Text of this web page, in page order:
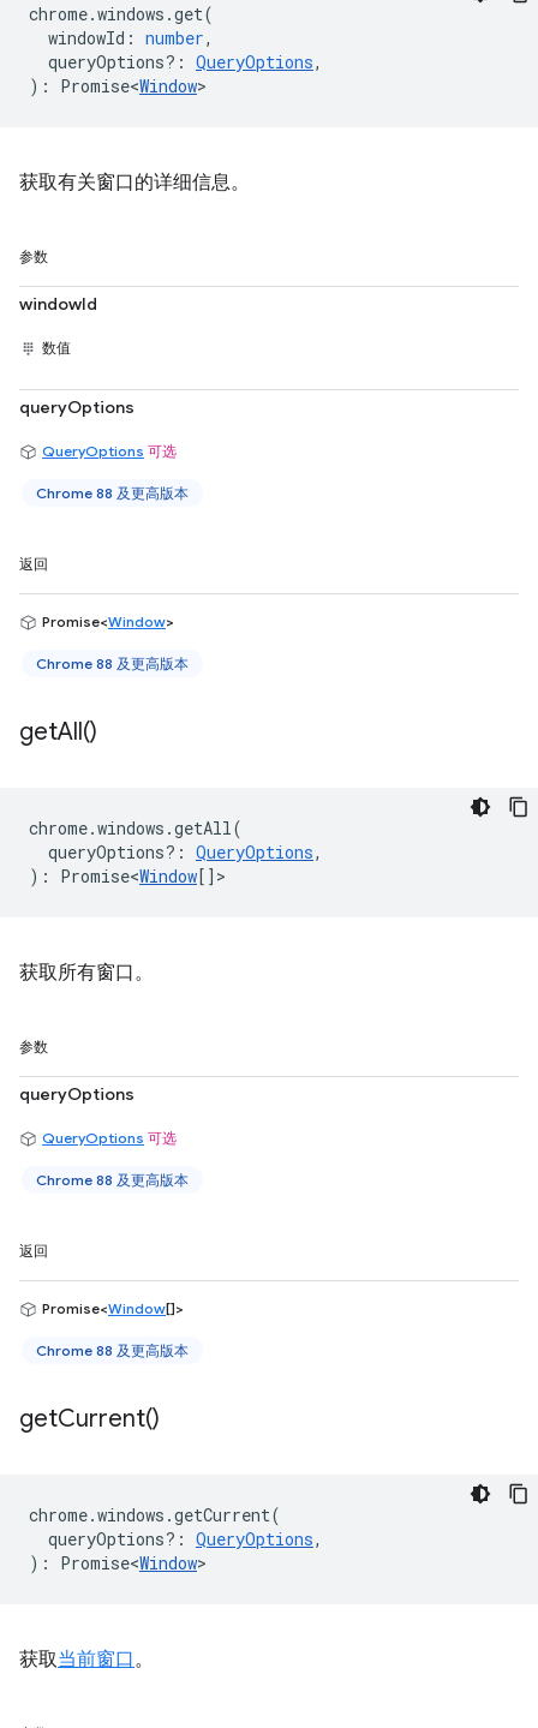
chrome.windows .get(
windowId : number,
queryOptions? : QueryOptions,
) : Promise<Window>
获取有关窗口的详细信息。
参数
windowId
数值
queryOptions
QueryOptions 可选
Chrome 88 及更高版本
返回
Promise<Window>
Chrome 88 及更高版本
getAll()
chrome.windows .getAll(
queryOptions? : QueryOptions,
) : Promise<Window[] >
获取所有窗口。
参数
queryOptions
QueryOptions 可选
Chrome 88 及更高版本
返回
Promise<Window[]>
Chrome 88 及更高版本
getCurrent()
chrome.windows .getCurrent(
queryOptions? : QueryOptions,
) : Promise<Window>
获取当前窗口。